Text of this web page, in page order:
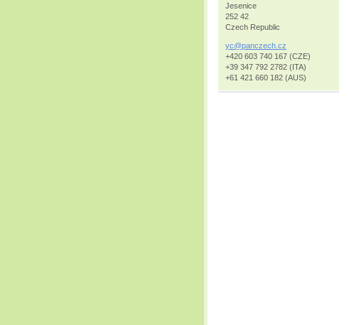
Jesenice
252 42
Czech Republic
yc@panczech.cz
+420 603 740 167 (CZE)
+39 347 792 2782 (ITA)
+61 421 660 182 (AUS)